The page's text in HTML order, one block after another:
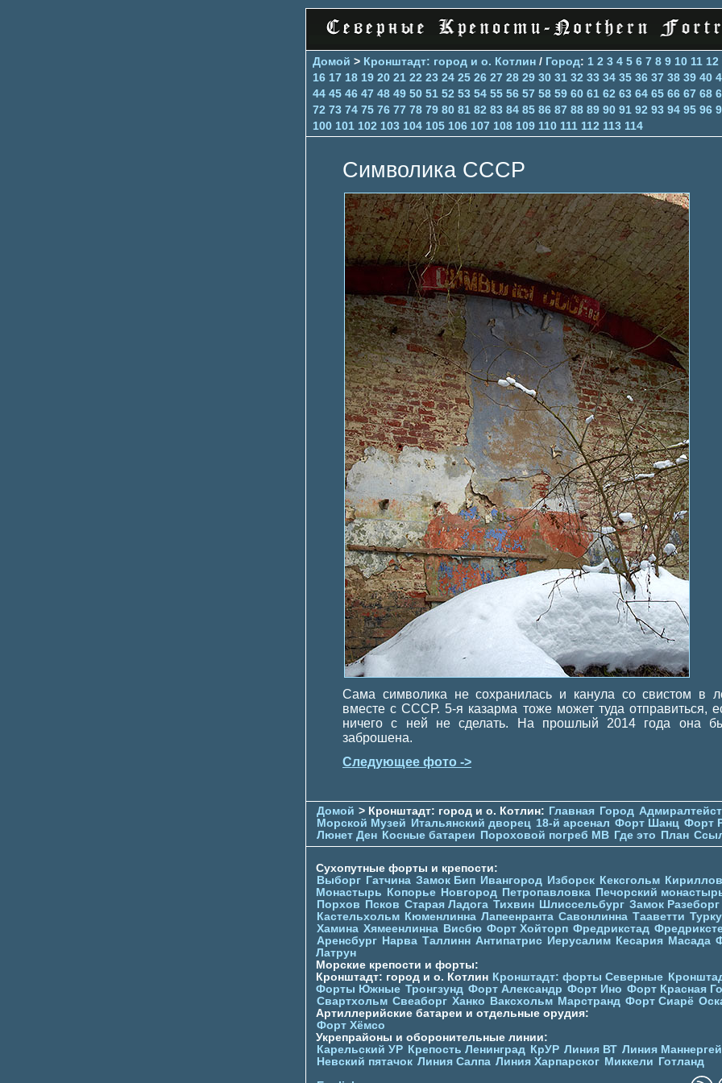
Домой > Кронштадт: город и о. Котлин / Город: 1 2 3 4 5 6 7 8 9 10 11 12
16 17 18 19 20 21 22 23 24 25 26 27 28 29 30 31 32 33 34 35 36 37 38 39 40
44 45 46 47 48 49 50 51 52 53 54 55 56 57 58 59 60 61 62 63 64 65 66 67 68
72 73 74 75 76 77 78 79 80 81 82 83 84 85 86 87 88 89 90 91 92 93 94 95 96
100 101 102 103 104 105 106 107 108 109 110 111 112 113 114
Символика СССР
Сама символика не сохранилась и канула со свистом в
вместе с СССР. 5-я казарма тоже может туда отправиться,
ничего с ней не сделать. На прошлый 2014 года она
заброшена.
Следующее фото ->
Домой > Кронштадт: город и о. Котлин: Главная Город
Морской Музей Итальянский дворец 18-й арсенал Форт Шанц Форт
Люнет Ден Косные батареи Пороховой погреб МВ Где это План
Сухопутные форты и крепости:
Выборг Гатчина Замок Бип Ивангород Изборск Кексгольм
Монастырь
Копорье Новгород Петропавловка Печорcкий
Порхов
Псков Старая Ладога Тихвин Шлиссельбург Замок Разеборг
Кастельхольм Кюменлинна Лапеенранта Савонлинна Тааветти Турку
Хамина Хямеенлинна Висбю Форт Хойторп Фредрикстад
Аренсбург Нарва Таллинн Антипатрис Иерусалим Кесария Масада
Латрун
Морские крепости и форты:
Кронштадт: город и о. Котлин Кронштадт: форты Северные
Форты Южные Тронгзунд Форт Александр Форт Ино Форт Красная
Свартхольм Свеаборг Ханко Ваксхольм Марстранд Форт Сиарё
Артиллерийские батареи и отдельные орудия:
Форт Хёмсо
Укрепрайоны и оборонительные линии:
Карельский УР Крепость Ленинград КрУР Линия ВТ Линия
Невский пятачок Линия Салпа Линия Харпарског Миккели
Готланд